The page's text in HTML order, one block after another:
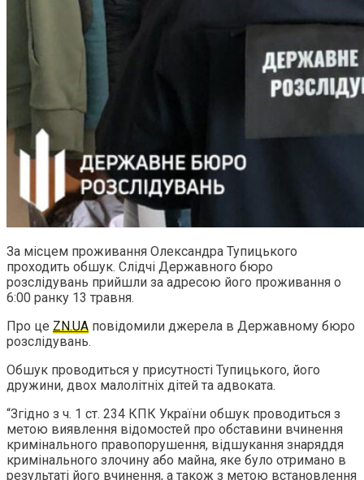
За місцем проживання Олександра Тупицького
проходить обшук. Слідчі Державного бюро
розслідувань прийшли за адресою його проживання о
6:00 ранку 13 травня.
Про це ZN.UA повідомили джерела в Державному бюро
розслідувань.
Обшук проводиться у присутності Тупицького, його
дружини, двох малолітніх дітей та адвоката.
“Згідно з ч. 1 ст. 234 КПК України обшук проводиться з
метою виявлення відомостей про обставини вчинення
кримінального правопорушення, відшукання знаряддя
кримінального злочину або майна, яке було отримано в
результаті його вчинення, а також з метою встановлення